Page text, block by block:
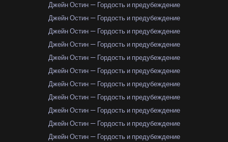
Джейн Остин — Гордость и предубеждение
Джейн Остин — Гордость и предубеждение
Джейн Остин — Гордость и предубеждение
Джейн Остин — Гордость и предубеждение
Джейн Остин — Гордость и предубеждение
Джейн Остин — Гордость и предубеждение
Джейн Остин — Гордость и предубеждение
Джейн Остин — Гордость и предубеждение
Джейн Остин — Гордость и предубеждение
Джейн Остин — Гордость и предубеждение
Джейн Остин — Гордость и предубеждение